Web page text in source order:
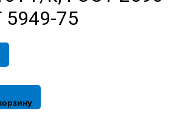
5949-75